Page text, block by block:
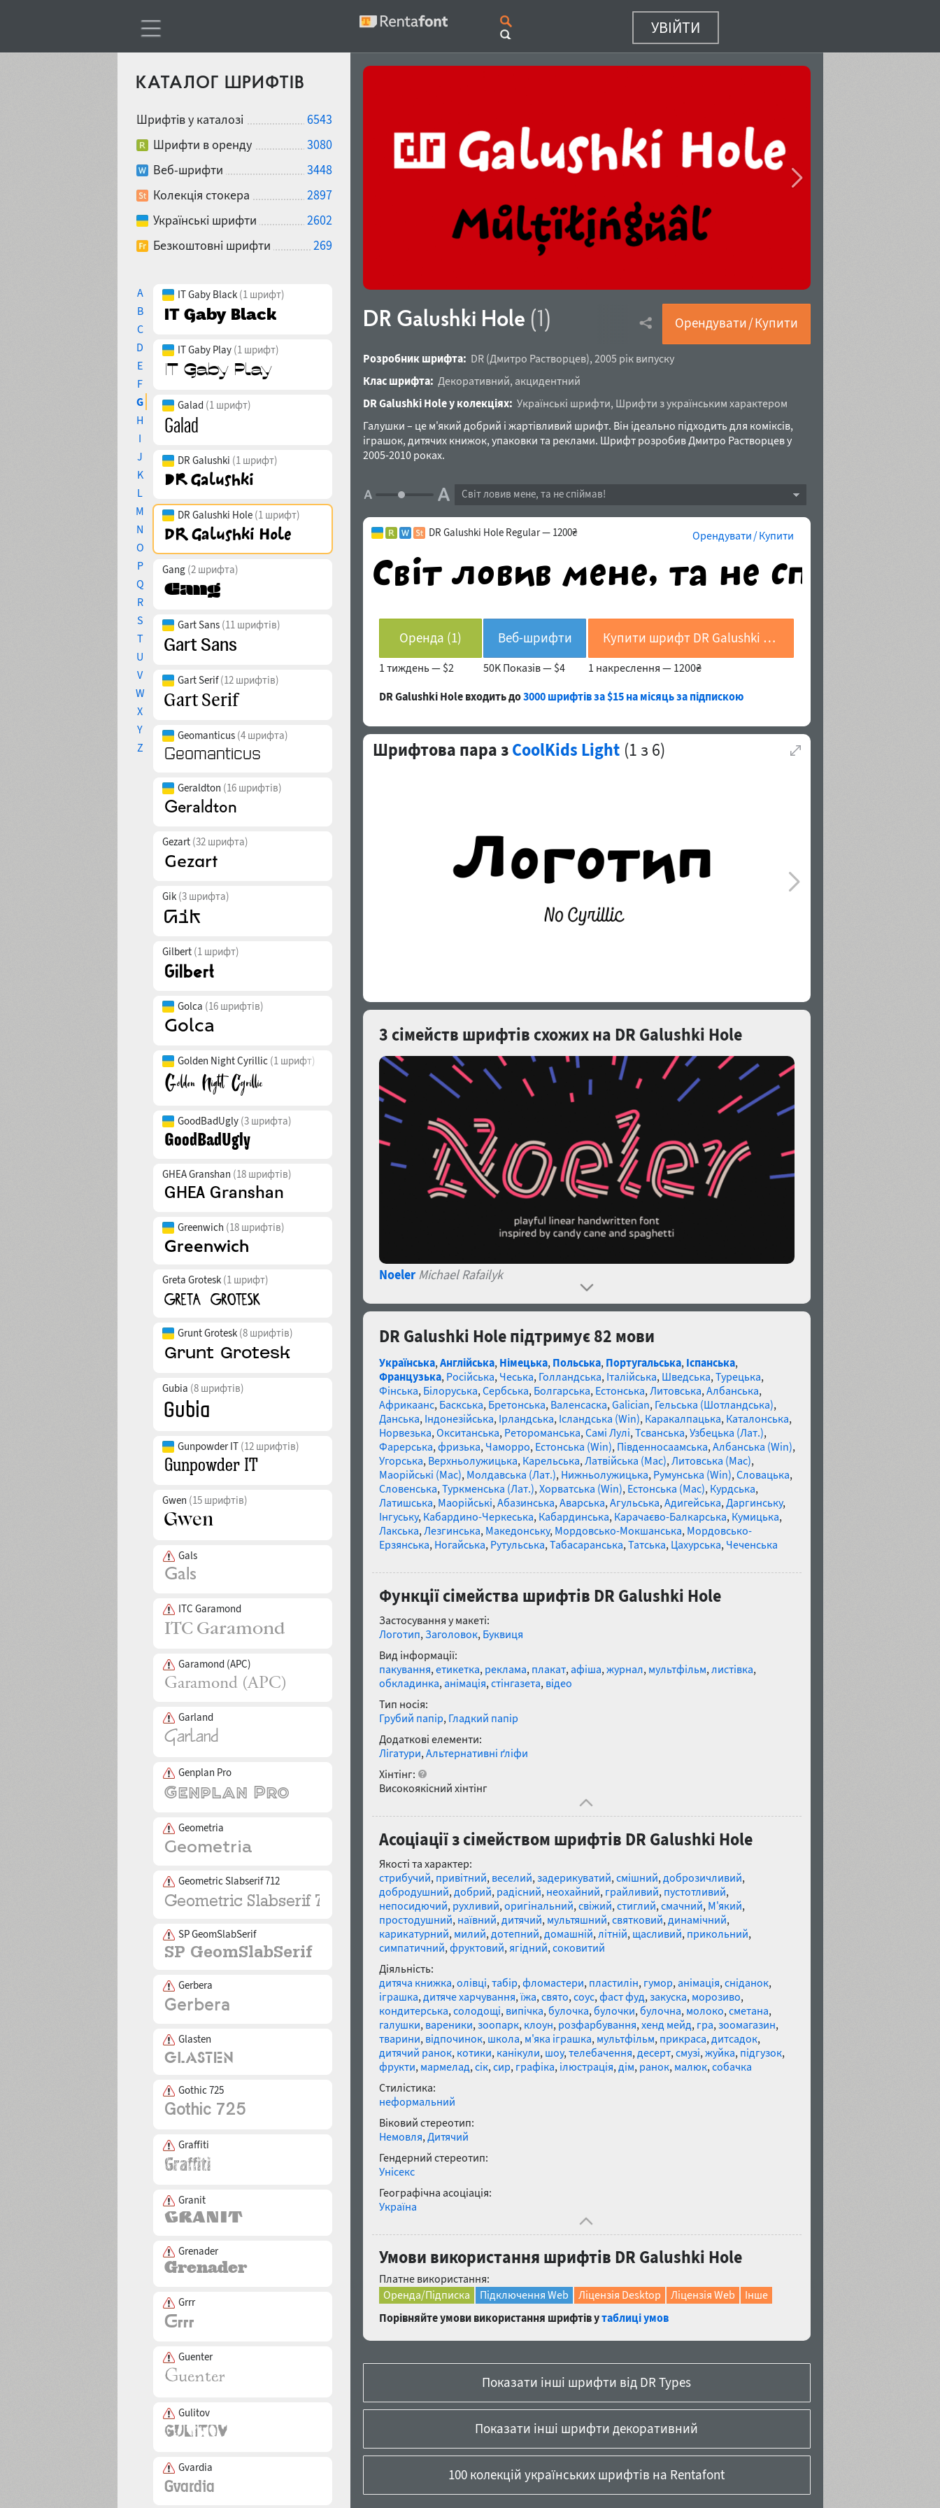
УВІЙТИ
КАТАЛОГ ШРИФТІВ
Шрифтів у каталозі
6543
Шрифти в оренду
3080
Веб-шрифти
3448
Колекція стокера
2897
Українські шрифти
2602
Безкоштовні шрифти
269
A
B
C
D
E
F
G
H
I
J
K
L
M
N
O
P
Q
R
S
T
U
V
W
X
Y
Z
IT Gaby Black (1 шрифт)
IT Gaby Play (1 шрифт)
Galad (1 шрифт)
DR Galushki (1 шрифт)
DR Galushki Hole (1 шрифт)
Gang (2 шрифта)
Gart Sans (11 шрифтів)
Gart Serif(12 шрифтів)
Geomanticus (4 шрифта)
Geraldton (16 шрифтів)
Gezart (32 шрифта)
Gik (3 шрифта)
Gilbert (1 шрифт)
Golca (16 шрифтів)
Golden Night Cyrillic (1 шрифт)
GoodBadUgly (3 шрифта)
GHEA Granshan (18 шрифтів)
Greenwich (18 шрифтів)
Greta Grotesk (1 шрифт)
Grunt Grotesk (8 шрифтів)
Gubia (8 шрифтів)
Gunpowder IT (12 шрифтів)
Gwen (15 шрифтів)
Gals
ITC Garamond
Garamond (APC)
Garland
Genplan Pro
Geometria
Geometric Slabserif 712
SP GeomSlabSerif
Gerbera
Glasten
Gothic 725
Graffiti
Granit
Grenader
Grrr
Guenter
Gulitov
Gvardia
DR Galushki Hole (1) Орендувати / Купити
Розробник шрифта: DR(Дмитро Растворцев), 2005 рік випуску
Клас шрифта: Декоративний, акцидентний
DR Galushki Hole у колекціях: Українські шрифти, Шрифти з українським характером
Галушки – це м'який добрий і жартівливий шрифт. Він ідеально підходить для коміксів,
іграшок, дитячих книжок, упаковки та реклами. Шрифт розробив Дмитро Растворцев у
2005-2010 роках.
Світ ловив мене, та не спіймав!
DR Galushki Hole Regular — 1200₴ Орендувати / Купити
Оренда (1)
1 тиждень — $2
Веб-шрифти
(1)
50K Показів — $4
Купити шрифт DR Galushki Hole
1 накреслення — 1200₴
DR Galushki Hole входить до3000 шрифтів за $15 на місяць за підпискою
Шрифтова пара зCoolKids Light (1 з 6)
3 сімейств шрифтів схожих на DR Galushki Hole
Noeler Michael Rafailyk
DR Galushki Hole підтримує 82 мови
Українська,Англійська, Німецька, Польська, Португальська, Іспанська,
Французька, Російська, Чеська, Голландська, Італійська, Шведська,Турецька,
Фінська, Білоруська,Сербська, Болгарська, Естонська,Литовська,Албанська,
Африкаанс, Баскська, Бретонська, Валенсаска,Galician, Гельська (Шотландська),
Данська, Індонезійська, Ірландська, Ісландська (Win), Каракалпацька, Каталонська,
Норвезька,Окситанська, Ретороманська,Самі Лулі,Тсванська,Узбецька (Лат.),
Фарерська,фризька, Чаморро, Естонська (Win), Південносаамська,Албанська (Win),
Угорська, Верхньолужицька, Карельська,Латвійська (Mac),Литовська (Mac),
Маорійські (Mac), Молдавська (Лат.), Нижньолужицька, Румунська (Win),Словацька,
Словенська,Туркменська (Лат.),Хорватська (Win), Естонська (Mac), Курдська,
Латишська, Маорійські,Абазинська,Аварська,Агульська,Адигейська,Даргинську,
Інгуську, Кабардино-Черкеська, Кабардинська, Карачаєво-Балкарська, Кумицька,
Лакська,Лезгинська, Македонську, Мордовсько-Мокшанська, Мордовсько-
Ерзянська, Ногайська, Рутульська,Табасаранська,Татська, Цахурська, Чеченська
Функції сімейства шрифтів DR Galushki Hole
Застосування у макеті:
Логотип,Заголовок, Буквиця
Вид інформації:
пакування,етикетка, реклама, плакат,афіша,журнал, мультфільм,листівка,
обкладинка,анімація,стінгазета, відео
Тип носія:
Грубий папір, Гладкий папір
Додаткові елементи:
Лігатури,Альтернативні ґліфи
Хінтінг:
Високоякісний хінтінг
Асоціації з сімейством шрифтів DR Galushki Hole
Якості та характер:
стрибучий, привітний, веселий,задерикуватий,смішний,доброзичливий,
добродушний,добрий, радісний, неохайний, грайливий, пустотливий,
непосидючий, рухливий,оригінальний,свіжий,стиглий,смачний, М'який,
простодушний, наївний,дитячий, мультяшний,святковий,динамічний,
карикатурний, милий,дотепний,домашній,літній, щасливий, прикольний,
симпатичний,фруктовий,ягідний,соковитий
Діяльність:
дитяча книжка,олівці,табір,фломастери, пластилін, гумор,анімація,сніданок,
іграшка,дитяче харчування,їжа,свято,соус,фаст фуд,закуска, морозиво,
кондитерська,солодощі, випічка,булочка,булочки,булочна, молоко,сметана,
галушки, вареники,зоопарк, клоун, розфарбування,хенд мейд, гра,зоомагазин,
тварини, відпочинок, школа, м'яка іграшка, мультфільм, прикраса,дитсадок,
дитячий ранок, котики, канікули, шоу,телебачення,десерт,смузі,жуйка, підгузок,
фрукти, мармелад,сік,сир, графіка, ілюстрація,дім, ранок, малюк,собачка
Стилістика:
неформальний
Віковий стереотип:
Немовля,Дитячий
Гендерний стереотип:
Унісекс
Географічна асоціація:
Україна
Умови використання шрифтів DR Galushki Hole
Платне використання:
Оренда/Підписка
Підключення Web Ліцензія Desktop Ліцензія Web
Інше
Порівняйте умови використання шрифтів утаблиці умов
Показати інші шрифти від DR Types
Показати інші шрифти декоративний
100 колекцій українських шрифтів на Rentafont